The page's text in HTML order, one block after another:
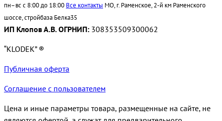
пн–вс с 8:00 до 18:00 Все контакты МО, г. Раменское, 2-й км Раменского
шоссе, стройбаза Белка35
ИП Клопов А.В. ОГРНИП: 308353509300062
“KLODEK” ®
Публичная оферта
Соглашение с пользователем
Цена и иные параметры товара, размещенные на сайте, не